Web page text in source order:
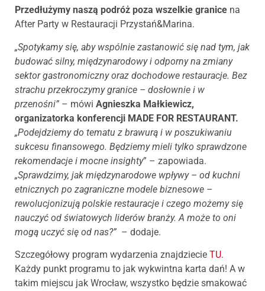
Przedłużymy naszą podróż poza wszelkie granice na
After Party w Restauracji Przystań&Marina.
„Spotykamy się, aby wspólnie zastanowić się nad tym, jak
budować silny, międzynarodowy i odporny na zmiany
sektor gastronomiczny oraz dochodowe restauracje. Bez
strachu przekroczymy granice – dosłownie i w
przenośni” – mówi Agnieszka Małkiewicz,
organizatorka konferencji MADE FOR RESTAURANT.
„Podejdziemy do tematu z brawurą i w poszukiwaniu
sukcesu finansowego. Będziemy mieli tylko sprawdzone
rekomendacje i mocne insighty” – zapowiada.
„Sprawdzimy, jak międzynarodowe wpływy – od kuchni
etnicznych po zagraniczne modele biznesowe –
rewolucjonizują polskie restauracje i czego możemy się
nauczyć od światowych liderów branży. A może to oni
mogą uczyć się od nas?” – dodaje.
Szczegółowy program wydarzenia znajdziecie TU.
Każdy punkt programu to jak wykwintna karta dań! A w
takim miejscu jak Wrocław, wszystko będzie smakować